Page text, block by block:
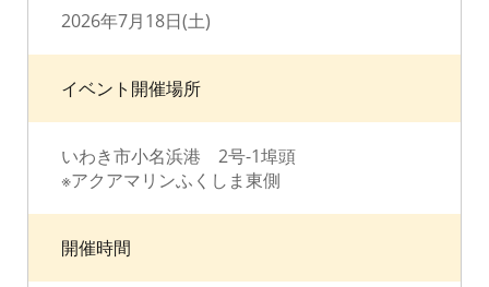
2026年7月18日(土)
イベント開催場所
いわき市小名浜港 2号-1埠頭
※アクアマリンふくしま東側
開催時間